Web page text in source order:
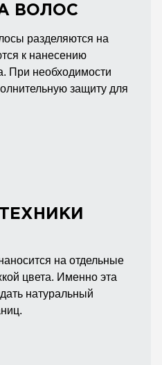
ВОЛОС
разделяются на
к нанесению
При необходимости
защиту для
на отдельные
цвета. Именно эта
натуральный